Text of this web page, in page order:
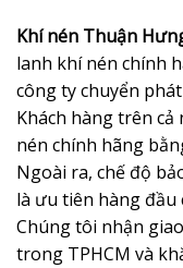
Khí nén Thuận
lanh khí nén chính
công ty chuyển
Khách hàng trên
nén chính hãng
Ngoài ra, chế độ
là ưu tiên hàng đầu
Chúng tôi nhận
trong TPHCM và